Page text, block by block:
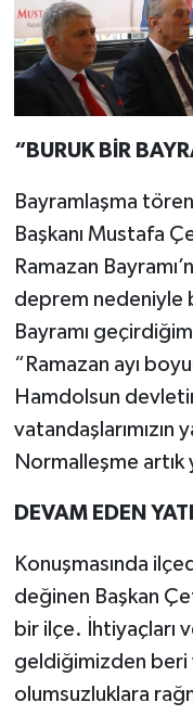
“BURUK BİR
Bayramlaşma
Başkanı Mustafa
Ramazan
deprem nedeniyle
Bayramı
“Ramazan ayı
Hamdolsun
vatandaşlarımızın
Normalleşme artık
DEVAM EDEN
Konuşmasında
değinen Başkan
bir ilçe. İhtiyaçları
geldiğimizden beri
olumsuzluklara